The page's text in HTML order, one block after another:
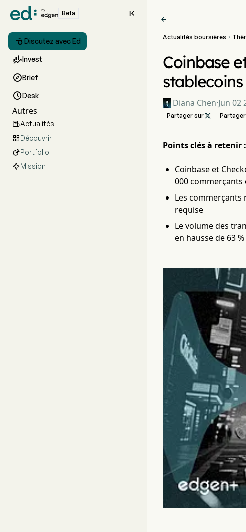
Beta 
 Discutez avec Ed
Invest
Brief
Desk
Autres
Actualités
Découvrir
Portfolio
Mission

Actualités boursières 
Coinbase
Diana Chen·Jun 02
Partager sur
Points clés à retenir :
Coinbase et
000
Les
requise
Le volume des
en hausse de 63